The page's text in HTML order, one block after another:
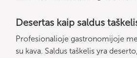
Desertas kaip saldus
Profesionalioje gastronomijoje
su kava. Saldus taškelis yra